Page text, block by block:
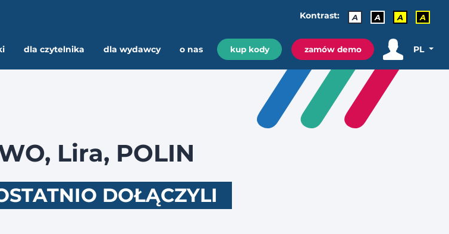
Kontrast: A A A A
dla czytelnika dla wydawcy o nas kup kody zamów demo PL
Lira, POLIN
DOŁĄCZYLI